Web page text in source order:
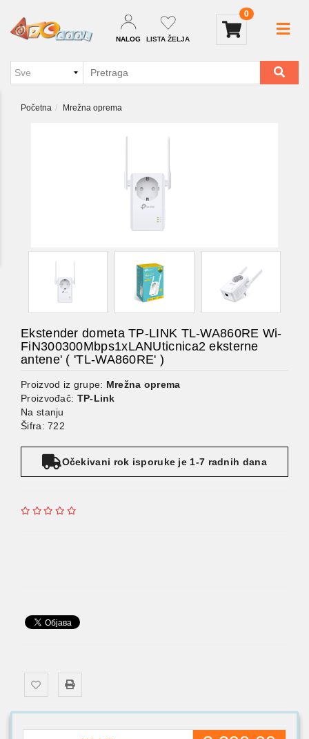
NALOG LISTA ŽELJA
0
Početna Mrežna oprema
Ekstender dometa TP-LINK TL-WA860RE Wi-
FiN300300Mbps1xLANUticnica2 eksterne
antene' ( 'TL-WA860RE' )
Proizvod iz grupe: Mrežna oprema
Proizvođač: TP-Link
Na stanju
Šifra: 722
Očekivani rok isporuke je 1-7 radnih dana